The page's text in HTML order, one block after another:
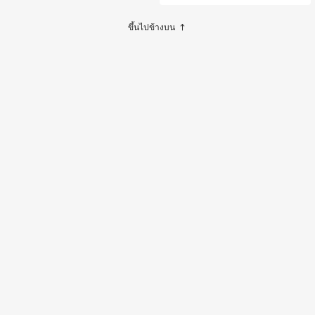
วามงาม, เครื่องสำอาง
ขึ้นไปข้างบน